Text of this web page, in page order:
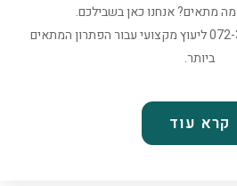
מתאים? אנחנו כאן בשבילכם.
פנו אלינו בטלפון 072-3318555 ליעוץ מקצועי עבור הפתרון המתאים
ביותר.
קרא עוד